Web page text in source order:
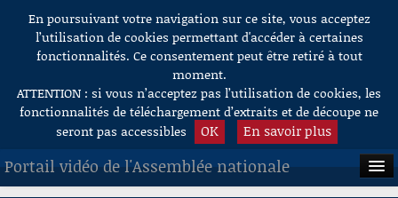
Aller au contenu
En poursuivant votre navigation sur ce site, vous acceptez
l’utilisation de cookies permettant d'accéder à certaines
fonctionnalités. Ce consentement peut être retiré à tout
moment.
ATTENTION : si vous n’acceptez pas l’utilisation de cookies, les
fonctionnalités de téléchargement d’extraits et de découpe ne
seront pas accessibles
OK En savoir plus
Portail vidéo de l'Assemblée nationale